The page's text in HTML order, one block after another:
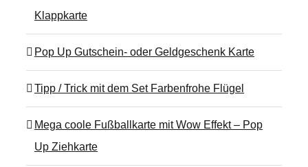
Klappkarte
Pop Up Gutschein- oder Geldgeschenk Karte
Tipp / Trick mit dem Set Farbenfrohe Flügel
Mega coole Fußballkarte mit Wow Effekt – Pop
Up Ziehkarte